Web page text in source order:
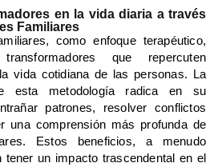
en la vida diaria a través
Familiares
como enfoque terapéutico,
que repercuten
vida cotidiana de las personas. La
esta metodología radica en su
patrones, resolver conflictos
una comprensión más profunda de
Estos beneficios, a menudo
tener un impacto trascendental en el